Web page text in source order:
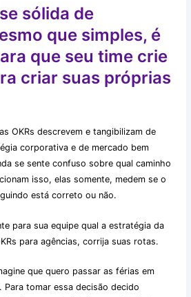
sólida de
que simples, é
que seu time crie
criar suas próprias
OKRs descrevem e tangibilizam de
corporativa e de mercado bem
se sente confuso sobre qual caminho
isso, elas somente, medem se o
está correto ou não.
para sua equipe qual a estratégia da
para agências, corrija suas rotas.
que quero passar as férias em
Para tomar essa decisão decido